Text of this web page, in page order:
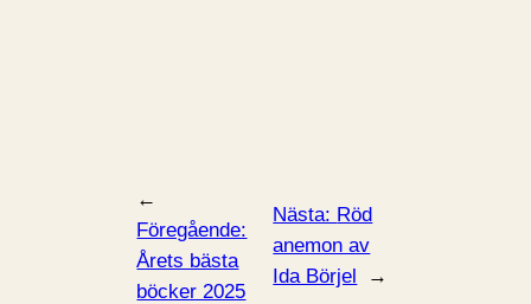
←
Föregående:
Årets bästa
böcker 2025
Nästa: Röd
anemon av
Ida Börjel
→